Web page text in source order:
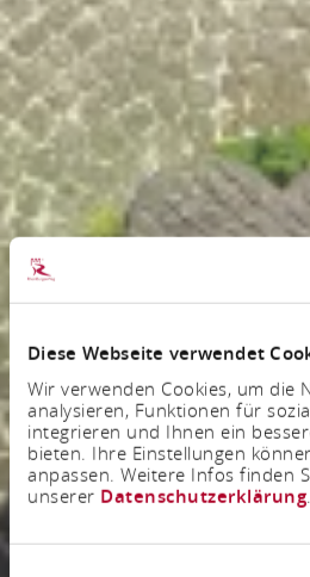
Diese Webseite verwendet
Wir verwenden Cookies, um die
analysieren, Funktionen für
integrieren und Ihnen ein
bieten. Ihre Einstellungen
anpassen. Weitere Infos finden
unserer Datenschutzerklärung.